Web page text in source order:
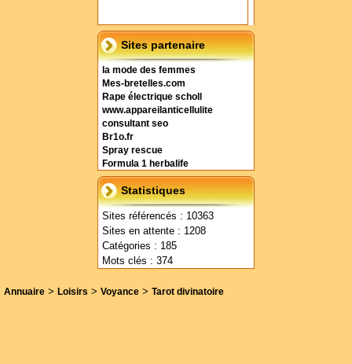
Sites partenaire
la mode des femmes
Mes-bretelles.com
Rape électrique scholl
www.appareilanticellulite
consultant seo
Br1o.fr
Spray rescue
Formula 1 herbalife
Statistiques
Sites référencés : 10363
Sites en attente : 1208
Catégories : 185
Mots clés : 374
Annuaire > Loisirs > Voyance > Tarot divinatoire